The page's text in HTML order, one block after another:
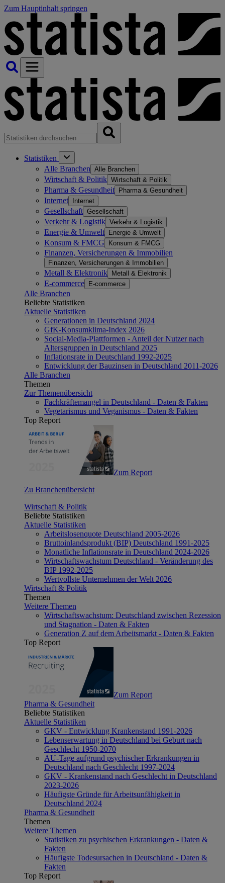
Zum Hauptinhalt springen
Statistiken
Alle Branchen Alle Branchen
Wirtschaft & Politik Wirtschaft & Politik
Pharma & Gesundheit Pharma & Gesundheit
Internet Internet
Gesellschaft Gesellschaft
Verkehr & Logistik Verkehr & Logistik
Energie & Umwelt Energie & Umwelt
Konsum & FMCG Konsum & FMCG
Finanzen, Versicherungen & Immobilien
Finanzen, Versicherungen & Immobilien
Metall & Elektronik Metall & Elektronik
E-commerce E-commerce
Alle Branchen
Beliebte Statistiken
Aktuelle Statistiken
Generationen in Deutschland 2024
GfK-Konsumklima-Index 2026
Social-Media-Plattformen - Anteil der Nutzer nach
Altersgruppen in Deutschland 2025
Inflationsrate in Deutschland 1992-2025
Entwicklung der Bauzinsen in Deutschland 2011-2026
Alle Branchen
Themen
Zur Themenübersicht
Fachkräftemangel in Deutschland - Daten & Fakten
Vegetarismus und Veganismus - Daten & Fakten
Top Report
Zum Report
Zu Branchenübersicht
Wirtschaft & Politik
Beliebte Statistiken
Aktuelle Statistiken
Arbeitslosenquote Deutschland 2005-2026
Bruttoinlandsprodukt (BIP) Deutschland 1991-2025
Monatliche Inflationsrate in Deutschland 2024-2026
Wirtschaftswachstum Deutschland - Veränderung des
BIP 1992-2025
Wertvollste Unternehmen der Welt 2026
Wirtschaft & Politik
Themen
Weitere Themen
Wirtschaftswachstum: Deutschland zwischen Rezession
und Stagnation - Daten & Fakten
Generation Z auf dem Arbeitsmarkt - Daten & Fakten
Top Report
Zum Report
Pharma & Gesundheit
Beliebte Statistiken
Aktuelle Statistiken
GKV - Entwicklung Krankenstand 1991-2026
Lebenserwartung in Deutschland bei Geburt nach
Geschlecht 1950-2070
AU-Tage aufgrund psychischer Erkrankungen in
Deutschland nach Geschlecht 1997-2024
GKV - Krankenstand nach Geschlecht in Deutschland
2023-2026
Häufigste Gründe für Arbeitsunfähigkeit in
Deutschland 2024
Pharma & Gesundheit
Themen
Weitere Themen
Statistiken zu psychischen Erkrankungen - Daten &
Fakten
Häufigste Todesursachen in Deutschland - Daten &
Fakten
Top Report